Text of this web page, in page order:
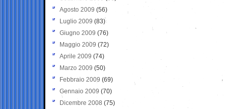
Agosto 2009 (56)
Luglio 2009 (83)
Giugno 2009 (76)
Maggio 2009 (72)
Aprile 2009 (74)
Marzo 2009 (50)
Febbraio 2009 (69)
Gennaio 2009 (70)
Dicembre 2008 (75)